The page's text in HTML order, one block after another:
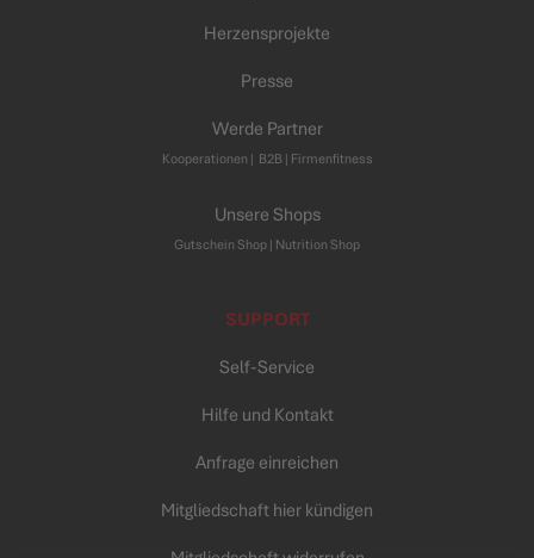
Herzensprojekte
Presse
Werde Partner
Kooperationen | B2B | Firmenfitness
Unsere Shops
Gutschein Shop | Nutrition Shop
SUPPORT
Self-Service
Hilfe und Kontakt
Anfrage einreichen
Mitgliedschaft hier kündigen